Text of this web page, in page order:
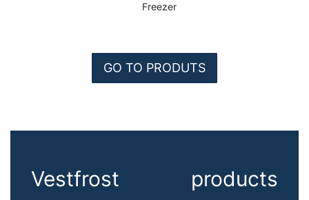
Freezer
GO TO PRODUTS
Vestfrost products